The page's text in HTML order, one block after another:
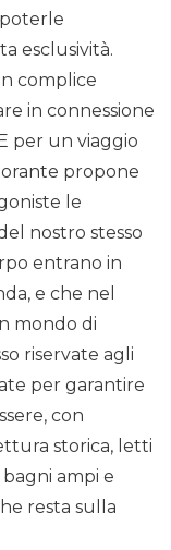
esclusività.
complice
in connessione
per un viaggio
propone
le
nostro stesso
entrano in
e che nel
mondo di
riservate agli
per garantire
con
storica, letti
ampi e
resta sulla